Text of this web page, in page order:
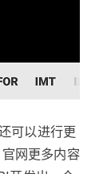
可以进行更
网更多内容